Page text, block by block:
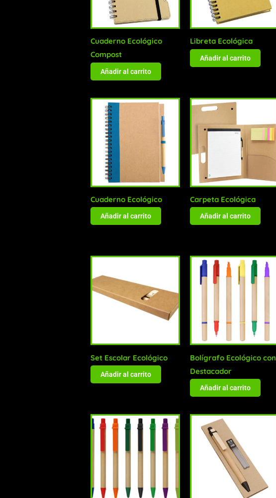
Cuaderno Ecológico
Compost
Añadir al carrito
Libreta Ecológica
Añadir al carrito
Cuaderno Ecológico
Añadir al carrito
Carpeta Ecológica
Añadir al carrito
Set Escolar Ecológico
Añadir al carrito
Bolígrafo Ecológico con
Destacador
Añadir al carrito